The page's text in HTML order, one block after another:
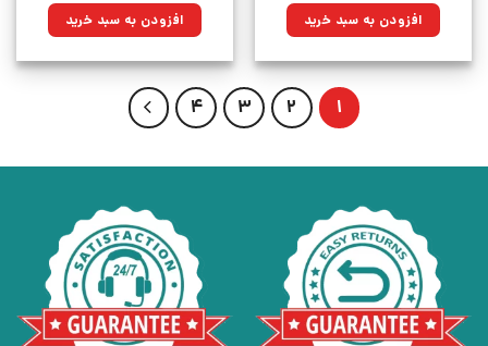
۱۹۰,۰۰۰تومان
بود.
۱۵۲,۹۵۰تومان.افزودن به سبد خرید ۱۹۰,۰۰۰تومان
بود.
۱۵۲,۹۵۰تومان.افزودن به سبد خرید
1
2
3
4